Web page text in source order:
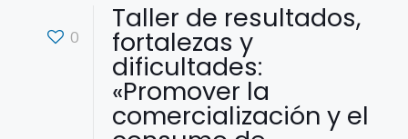
0
Taller de resultados,
fortalezas y
dificultades:
«Promover la
comercialización y el